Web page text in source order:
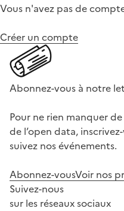
Vous n'avez pas de
Créer un compte
Abonnez-vous à notre
Pour ne rien manquer
de l’open data,
suivez nos événements.
Abonnez-vousVoir nos
Suivez-nous
sur les réseaux sociaux